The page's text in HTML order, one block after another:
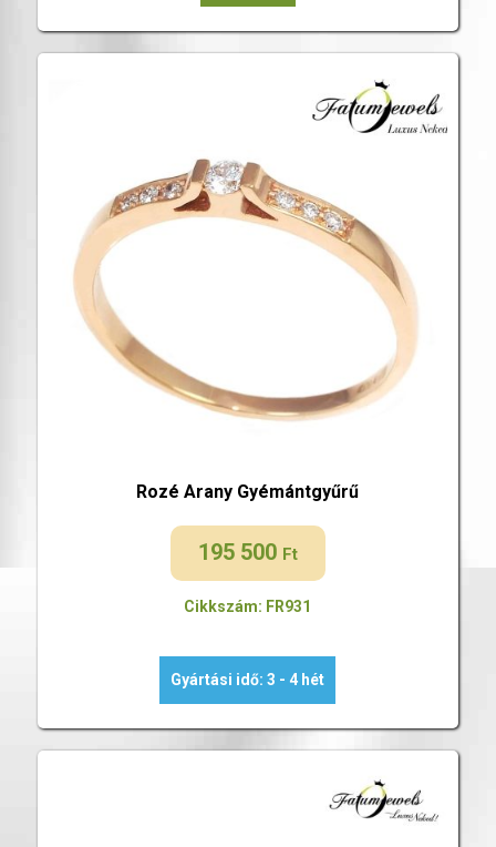
Rozé Arany Gyémántgyűrű
195 500 Ft
Cikkszám: FR931
Gyártási idő: 3 - 4 hét